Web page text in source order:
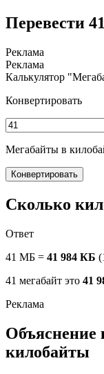
Перевести
Калькулятор
Конвертировать
Мегабайты в
Конвертировать
Сколько
Ответ
41 МБ = 41 984 КБ
41 мегабайт это 41
Объяснение
килобайты